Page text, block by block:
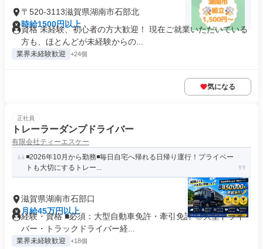
〒520-3113滋賀県湖南市石部北
時給1500円以上
資格 未経験、初心者の方大歓迎！ 現在ご就業いただいている
方も、ほとんどが未経験からの...
業界未経験歓迎 +24個
気になる
正社員
トレーラーダンプドライバー
有限会社ティーエスケー
◾️2026年10月から勤務◾️毎日自宅へ帰れる日帰り運行！プライベー
トも大切にするトレー...
滋賀県湖南市石部口
月給45万円以上
経験・資格 ■必須：大型自動車免許・牽引免許 ◎大型ドライ
バー・トラックドライバー経...
業界未経験歓迎 +18個